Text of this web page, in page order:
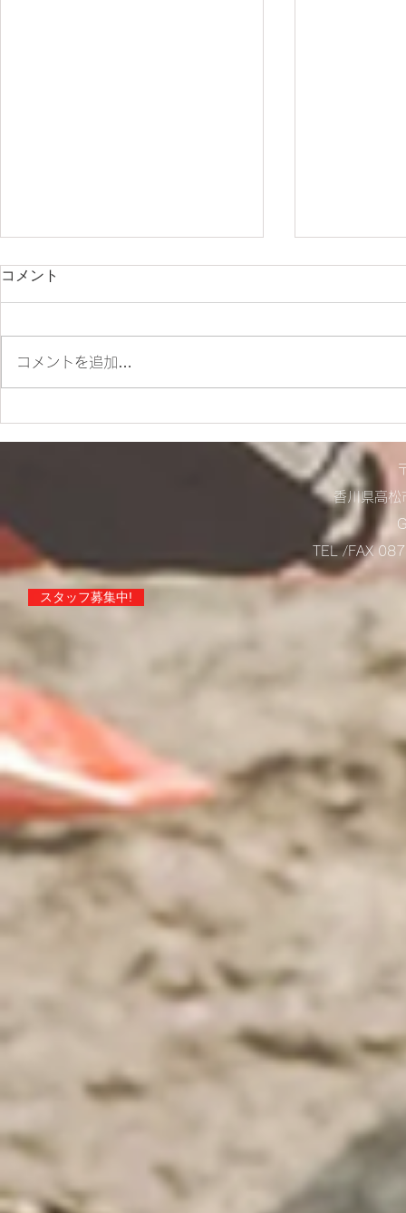
朝ツーリング❣
らせ！
コメント
コメントを追加…
スタッフ募集中!
香川県高
TEL /FAX